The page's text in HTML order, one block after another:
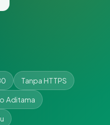
Tanpa HTTPS
Aditama